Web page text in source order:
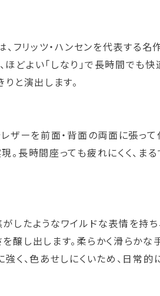
フリッツ・ハンセンを代表する
どよい「しなり」で長時間でも
と演出します。
ザーを前面・背面の両面に張っ
長時間座っても疲れにくく、ま
したようなワイルドな表情を持
醸し出します。柔らかく滑らか
く、色あせしにくいため、日常的